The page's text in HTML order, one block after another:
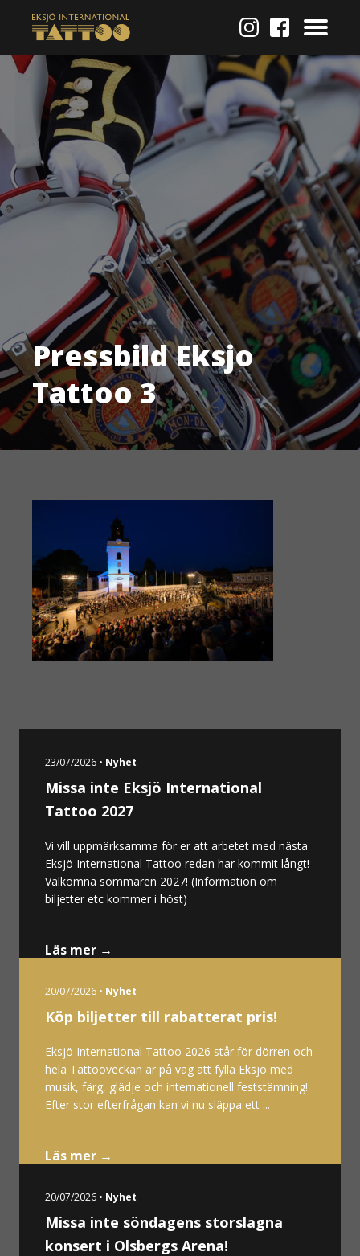
Pressbild Eksjo
Tattoo 3
23/07/2026 • Nyhet
Missa inte Eksjö International
Tattoo 2027
Vi vill uppmärksamma för er att arbetet med nästa
Eksjö International Tattoo redan har kommit långt!
Välkomna sommaren 2027! (Information om
biljetter etc kommer i höst)
Läs mer →
20/07/2026 • Nyhet
Köp biljetter till rabatterat pris!
Eksjö International Tattoo 2026 står för dörren och
hela Tattooveckan är på väg att fylla Eksjö med
musik, färg, glädje och internationell feststämning!
Efter stor efterfrågan kan vi nu släppa ett ...
Läs mer →
20/07/2026 • Nyhet
Missa inte söndagens storslagna
konsert i Olsbergs Arena!